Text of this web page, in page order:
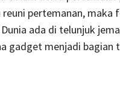
pertemanan, maka
ada di telunjuk
gadget menjadi bagian